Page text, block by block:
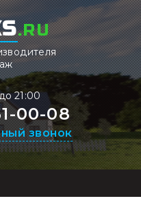
.RU
21:00
00-08
звонок